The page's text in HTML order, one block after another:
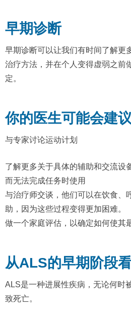
早期诊断
早期诊断可以让我们有时间了解更
治疗方法，并在个人变得虚弱之前
定。
你的医生可能会建议
与专家讨论运动计划
了解更多关于具体的辅助和交流设
而无法完成任务时使用
与治疗师交谈，他们可以在饮食、
助，因为这些过程变得更加困难。
做一个家庭评估，以确定如何使其
从ALS的早期阶段
ALS是一种进展性疾病，无论何时
致死亡。